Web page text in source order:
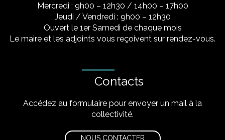
Mercredi : 9h00 – 12h30 / 14h00 – 17h00
Jeudi / Vendredi : 9h00 – 12h30
Ouvert le 1er Samedi de chaque mois
Le maire et les adjoints vous reçoivent sur rendez-vous.
Contacts
Accédez au formulaire pour envoyer un mail à la
collectivité.
NOUS CONTACTER